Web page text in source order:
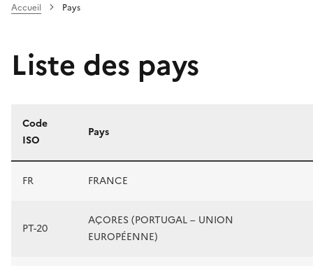
Accueil Pays
Liste des pays
Liste des pays
Code
ISO
Pays
FR FRANCE
PT-20
AÇORES (PORTUGAL – UNION
EUROPÉENNE)